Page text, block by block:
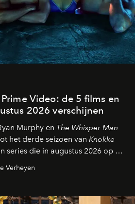
Video: de 5 films en
2026 verschijnen
Murphy en The Whisper Man
het derde seizoen van Knokke
series die in augustus 2026 op de
Verheyen